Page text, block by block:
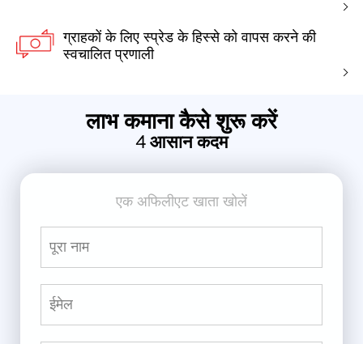
ग्राहकों के लिए स्प्रेड के हिस्से को वापस करने की
स्वचालित प्रणाली
लाभ कमाना कैसे शुरू करें
4 आसान कदम
एक अफिलीएट खाता खोलें